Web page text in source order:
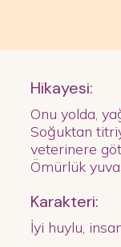
Hikayesi:
Onu yolda,
Soğuktan
veterinere
Ömürlük
Karakteri:
İyi huylu,